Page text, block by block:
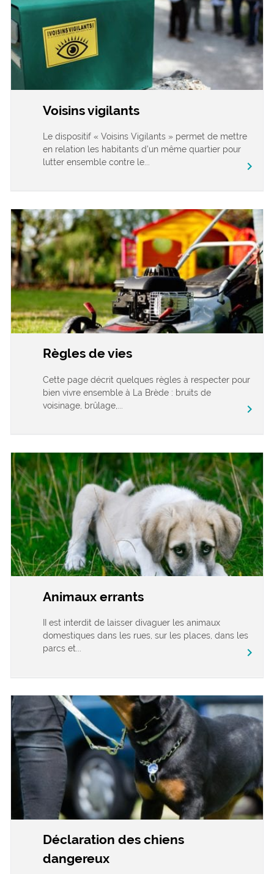
Voisins vigilants
Le dispositif « Voisins Vigilants » permet de mettre
en relation les habitants d’un même quartier pour
lutter ensemble contre le...
chevron_right
Règles de vies
Cette page décrit quelques règles à respecter pour
bien vivre ensemble à La Brède : bruits de
voisinage, brûlage,...
chevron_right
Animaux errants
II est interdit de laisser divaguer les animaux
domestiques dans les rues, sur les places, dans les
parcs et...
chevron_right
Déclaration des chiens
dangereux